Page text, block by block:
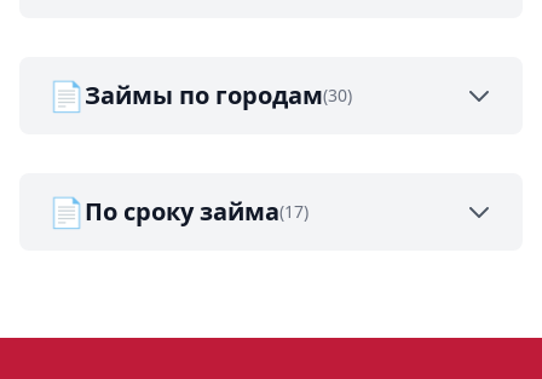
📄Займы по городам(30)
📄По сроку займа(17)